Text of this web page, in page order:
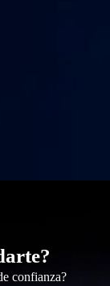
confianza?